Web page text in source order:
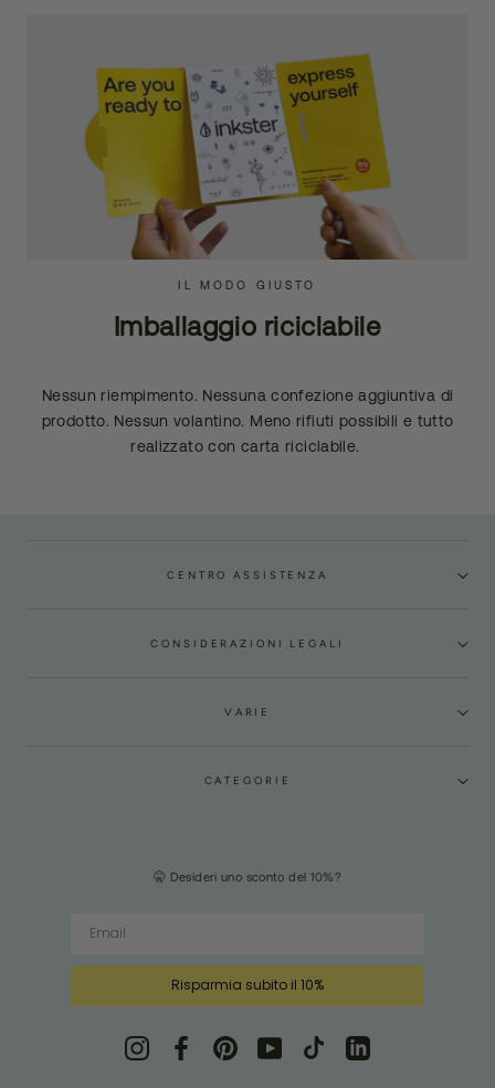
IL MODO GIUSTO
Imballaggio riciclabile
Nessun riempimento. Nessuna confezione aggiuntiva di
prodotto. Nessun volantino. Meno rifiuti possibili e tutto
realizzato con carta riciclabile.
CENTRO ASSISTENZA
CONSIDERAZIONI LEGALI
VARIE
CATEGORIE
🤫 Desideri uno sconto del 10%?
Risparmia subito il 10%